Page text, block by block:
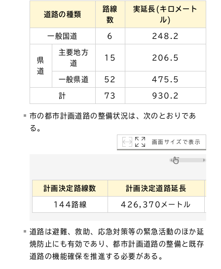
道路の種類
路線
数
実延長(キロメート
ル)
一般国道 6 248.2
県
道
主要地方
道
15 206.5
一般県道 52 475.5
計 73 930.2
市の都市計画道路の整備状況は、次のとおりであ
る。
画面サイズで表示
計画決定路線数 計画決定道路延長
144路線 426,370メートル
道路は避難、救助、応急対策等の緊急活動のほか延
焼防止にも有効であり、都市計画道路の整備と既存
道路の機能確保を推進する必要がある。